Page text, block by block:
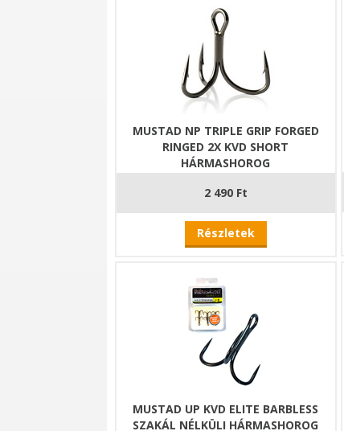
MUSTAD NP TRIPLE GRIP FORGED
RINGED 2X KVD SHORT
HÁRMASHOROG
2 490 Ft
Részletek
MUSTAD UP KVD ELITE BARBLESS
SZAKÁL NÉLKÜLI HÁRMASHOROG